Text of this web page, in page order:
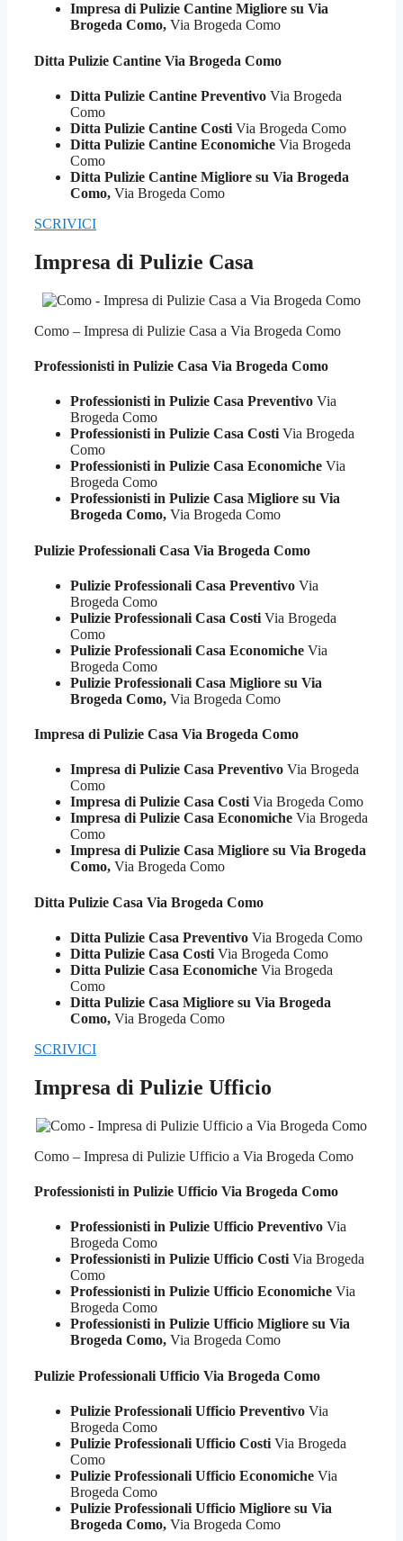
Impresa di Pulizie Cantine Migliore su Via
Brogeda Como, Via Brogeda Como
Ditta Pulizie Cantine Via Brogeda Como
Ditta Pulizie Cantine Preventivo Via Brogeda
Como
Ditta Pulizie Cantine Costi Via Brogeda Como
Ditta Pulizie Cantine Economiche Via Brogeda
Como
Ditta Pulizie Cantine Migliore su Via Brogeda
Como, Via Brogeda Como
SCRIVICI
Impresa di Pulizie Casa
Como – Impresa di Pulizie Casa a Via Brogeda Como
Professionisti in Pulizie Casa Via Brogeda Como
Professionisti in Pulizie Casa Preventivo Via
Brogeda Como
Professionisti in Pulizie Casa Costi Via Brogeda
Como
Professionisti in Pulizie Casa Economiche Via
Brogeda Como
Professionisti in Pulizie Casa Migliore su Via
Brogeda Como, Via Brogeda Como
Pulizie Professionali Casa Via Brogeda Como
Pulizie Professionali Casa Preventivo Via
Brogeda Como
Pulizie Professionali Casa Costi Via Brogeda
Como
Pulizie Professionali Casa Economiche Via
Brogeda Como
Pulizie Professionali Casa Migliore su Via
Brogeda Como, Via Brogeda Como
Impresa di Pulizie Casa Via Brogeda Como
Impresa di Pulizie Casa Preventivo Via Brogeda
Como
Impresa di Pulizie Casa CostiVia Brogeda Como
Impresa di Pulizie Casa Economiche Via Brogeda
Como
Impresa di Pulizie Casa Migliore su Via Brogeda
Como, Via Brogeda Como
Ditta Pulizie Casa Via Brogeda Como
Ditta Pulizie Casa Preventivo Via Brogeda Como
Ditta Pulizie Casa Costi Via Brogeda Como
Ditta Pulizie Casa Economiche Via Brogeda
Como
Ditta Pulizie Casa Migliore su Via Brogeda
Como, Via Brogeda Como
SCRIVICI
Impresa di Pulizie Ufficio
Como – Impresa di Pulizie Ufficio a Via Brogeda Como
Professionisti in Pulizie Ufficio Via Brogeda Como
Professionisti in Pulizie Ufficio Preventivo Via
Brogeda Como
Professionisti in Pulizie Ufficio Costi Via Brogeda
Como
Professionisti in Pulizie Ufficio Economiche Via
Brogeda Como
Professionisti in Pulizie Ufficio Migliore su Via
Brogeda Como, Via Brogeda Como
Pulizie Professionali Ufficio Via Brogeda Como
Pulizie Professionali Ufficio Preventivo Via
Brogeda Como
Pulizie Professionali Ufficio Costi Via Brogeda
Como
Pulizie Professionali Ufficio Economiche Via
Brogeda Como
Pulizie Professionali Ufficio Migliore su Via
Brogeda Como, Via Brogeda Como